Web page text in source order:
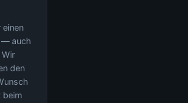
einen
— auch
den
beim